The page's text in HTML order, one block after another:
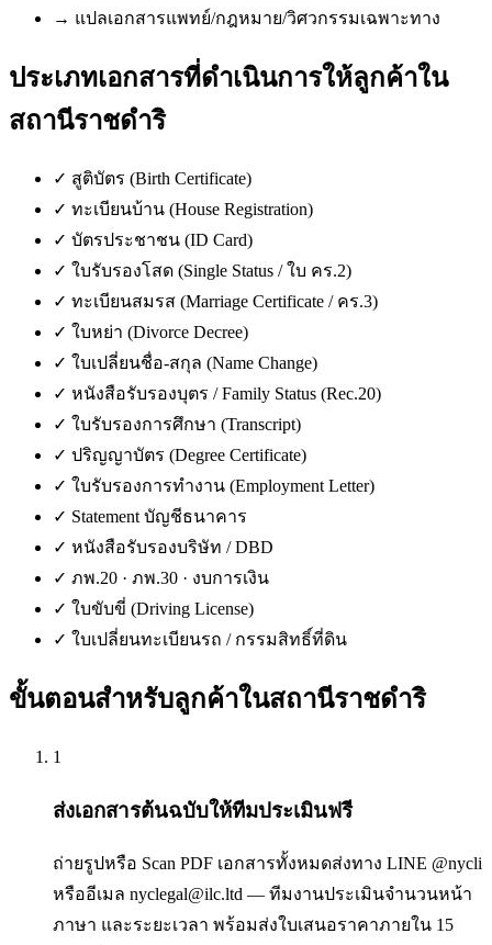
→ แปลเอกสารแพทย์/กฎหมาย/วิศวกรรมเฉพาะทาง
ประเภทเอกสารที่ดำเนินการให้ลูกค้าใน
สถานีราชดำริ
✓ สูติบัตร (Birth Certificate)
✓ ทะเบียนบ้าน (House Registration)
✓ บัตรประชาชน (ID Card)
✓ ใบรับรองโสด (Single Status / ใบ คร.2)
✓ ทะเบียนสมรส (Marriage Certificate / คร.3)
✓ ใบหย่า (Divorce Decree)
✓ ใบเปลี่ยนชื่อ-สกุล (Name Change)
✓ หนังสือรับรองบุตร / Family Status (Rec.20)
✓ ใบรับรองการศึกษา (Transcript)
✓ ปริญญาบัตร (Degree Certificate)
✓ ใบรับรองการทำงาน (Employment Letter)
✓ Statement บัญชีธนาคาร
✓ หนังสือรับรองบริษัท / DBD
✓ ภพ.20 · ภพ.30 · งบการเงิน
✓ ใบขับขี่ (Driving License)
✓ ใบเปลี่ยนทะเบียนรถ / กรรมสิทธิ์ที่ดิน
ขั้นตอนสำหรับลูกค้าในสถานีราชดำริ
1
ส่งเอกสารต้นฉบับให้ทีมประเมินฟรี
ถ่ายรูปหรือ Scan PDF เอกสารทั้งหมดส่งทาง LINE @nycli
หรืออีเมล nyclegal@ilc.ltd — ทีมงานประเมินจำนวนหน้า
ภาษา และระยะเวลา พร้อมส่งใบเสนอราคาภายใน 15